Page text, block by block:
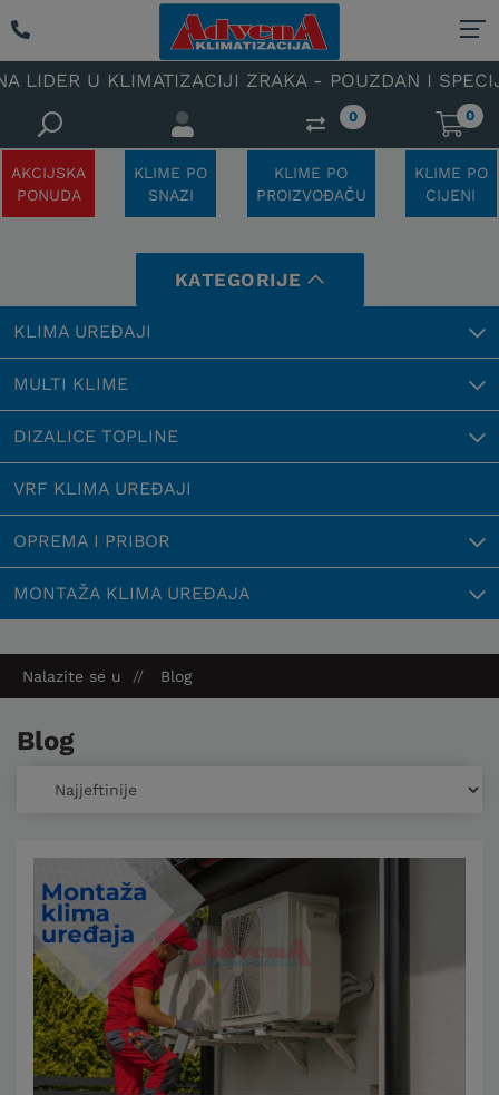
ZRAKA - POUZDAN I SPECIJALIZIRAN
0 0
AKCIJSKA
PONUDA
KLIME PO
SNAZI
KLIME PO
PROIZVOĐAČU
KLIME PO
CIJENI
KATEGORIJE
KLIMA UREĐAJI
MULTI KLIME
DIZALICE TOPLINE
VRF KLIMA UREĐAJI
OPREMA I PRIBOR
MONTAŽA KLIMA UREĐAJA
Nalazite se u Blog
Blog